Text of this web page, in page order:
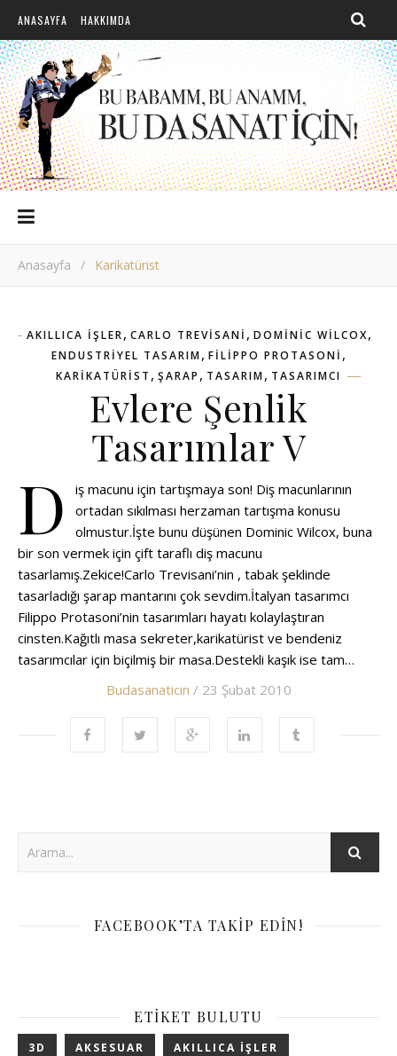
ANASAYFA HAKKIMDA
Anasayfa / Karikatürist
AKILLICA IŞLER, CARLO TREVISANI , DOMINIC WILCOX,
ENDUSTRIYEL TASARIM, FILIPPO PROTASONI ,
KARIKATÜRIST , ŞARAP , TASARIM, TASARIMCI
Evlere Şenlik
Tasarımlar V
D
iş macunu için tartışmaya son! Diş macunlarının
ortadan sıkılması herzaman tartışma konusu
olmustur.İşte bunu düşünen Dominic Wilcox, buna
bir son vermek için çift taraflı diş macunu
tasarlamış.Zekice!Carlo Trevisani’nin , tabak şeklinde
tasarladığı şarap mantarını çok sevdim.İtalyan tasarımcı
Filippo Protasoni’nin tasarımları hayatı kolaylaştıran
cinsten.Kağıtlı masa sekreter,karikatürist ve bendeniz
tasarımcılar için biçilmiş bir masa.Destekli kaşık ise tam…
Budasanaticin / 23 Şubat 2010
FACEBOOK’TA TAKIP EDIN!
ETIKET BULUTU
3D AKSESUAR AKILLICA IŞLER